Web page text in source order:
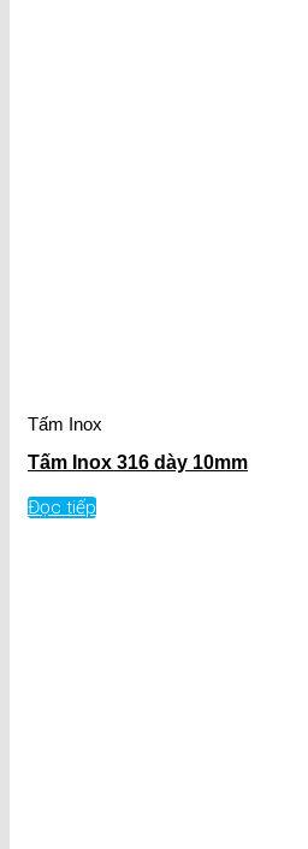
Tấm Inox
Tấm Inox 316 dày 10mm
Đọc tiếp